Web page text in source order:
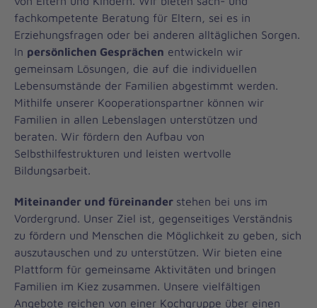
fachkompetente Beratung für Eltern, sei es in
Erziehungsfragen oder bei anderen alltäglichen Sorgen.
In persönlichen Gesprächen entwickeln wir
gemeinsam Lösungen, die auf die individuellen
Lebensumstände der Familien abgestimmt werden.
Mithilfe unserer Kooperationspartner können wir
Familien in allen Lebenslagen unterstützen und
beraten. Wir fördern den Aufbau von
Selbsthilfestrukturen und leisten wertvolle
Bildungsarbeit.
Miteinander und füreinander stehen bei uns im
Vordergrund. Unser Ziel ist, gegenseitiges Verständnis
zu fördern und Menschen die Möglichkeit zu geben, sich
auszutauschen und zu unterstützen. Wir bieten eine
Plattform für gemeinsame Aktivitäten und bringen
Familien im Kiez zusammen. Unsere vielfältigen
Angebote reichen von einer Kochgruppe über einen